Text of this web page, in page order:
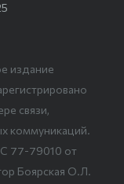
издание
связи,
коммуникаций.
77-79010 от
Боярская О.Л.